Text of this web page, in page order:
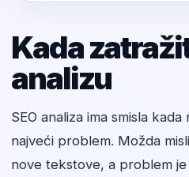
Kada
analizu
SEO analiza ima smisla
najveći problem. Možda
nove tekstove, a problem